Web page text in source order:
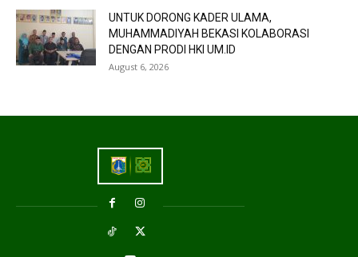
UNTUK DORONG KADER ULAMA,
MUHAMMADIYAH BEKASI KOLABORASI
DENGAN PRODI HKI UM.ID
August 6, 2026